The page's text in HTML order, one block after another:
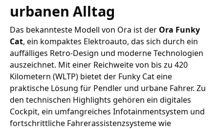
urbanen Alltag
Das bekannteste Modell von Ora ist der Ora Funky
Cat, ein kompaktes Elektroauto, das sich durch ein
auffälliges Retro-Design und moderne Technologien
auszeichnet. Mit einer Reichweite von bis zu 420
Kilometern (WLTP) bietet der Funky Cat eine
praktische Lösung für Pendler und urbane Fahrer. Zu
den technischen Highlights gehören ein digitales
Cockpit, ein umfangreiches Infotainmentsystem und
fortschrittliche Fahrerassistenzsysteme wie